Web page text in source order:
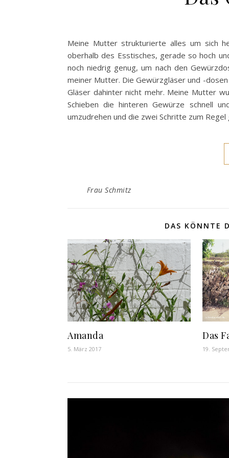
Meine Mutter strukturierte alles um sich
oberhalb des Esstisches, gerade so hoch
noch niedrig genug, um nach den
meiner Mutter. Die Gewürzgläser und -
Gläser dahinter nicht mehr. Meine Mutter
Schieben die hinteren Gewürze schnell
umzudrehen und die zwei Schritte zum Regel
Frau Schmitz
DAS KÖNNTE
Amanda
5. März 2017
Das
19.